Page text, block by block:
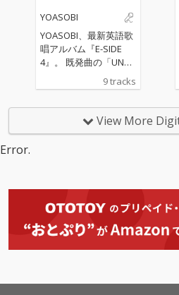
YOASOBI
YOASOBI、最新英語歌
唱アルバム『E-SIDE
4』。 既発曲の「UNDE
e!」、「New me」に
AT」の英語バージョン
を収録。また、TVアニ
語版も収録されてい
る。
9 tracks
View More
Error.